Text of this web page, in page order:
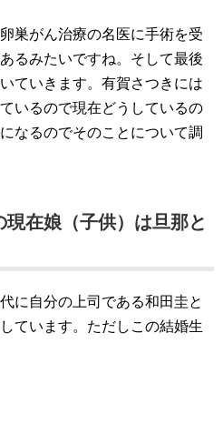
巣がん治療の名医に手術を受
るみたいですね。そして最後
ていきます。有賀さつきには
いるので現在どうしているの
なるのでそのことについて調
在娘（子供）は旦那と
に自分の上司である和田圭と
ています。ただしこの結婚生